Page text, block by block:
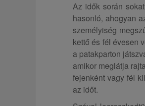
Az idők során
hasonló, ahogyan
személyiség
kettő és fél évesen
a patakparton
amikor meglátja
fejenként vagy fél
az időt.